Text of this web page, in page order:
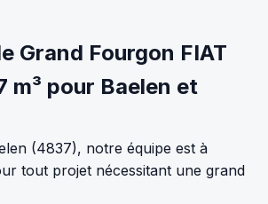
Grand Fourgon FIAT
m³ pour Baelen et
(4837), notre équipe est à
tout projet nécessitant une grand